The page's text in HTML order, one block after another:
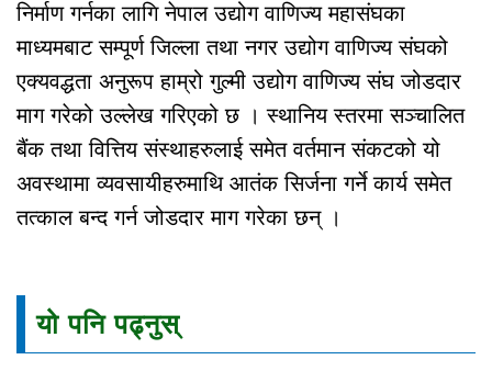
निर्माण गर्नका लागि नेपाल उद्योग वाणिज्य महासंघका
माध्यमबाट सम्पूर्ण जिल्ला तथा नगर उद्योग वाणिज्य संघको
एक्यवद्धता अनुरूप हाम्रो गुल्मी उद्योग वाणिज्य संघ जोडदार
माग गरेको उल्लेख गरिएको छ । स्थानिय स्तरमा सञ्चालित
बैंक तथा वित्तिय संस्थाहरुलाई समेत वर्तमान संकटको यो
अवस्थामा व्यवसायीहरुमाथि आतंक सिर्जना गर्ने कार्य समेत
तत्काल बन्द गर्न जोडदार माग गरेका छन् ।
यो पनि पढ्नुस्